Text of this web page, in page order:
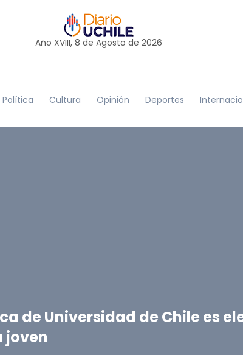
Año XVIII, 8 de Agosto de 2026
Política Cultura Opinión Deportes
de Universidad de Chile es
joven